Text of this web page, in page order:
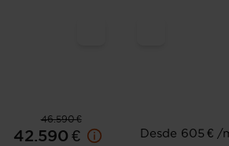
46.590 €
42.590 €
Desde 605 € /